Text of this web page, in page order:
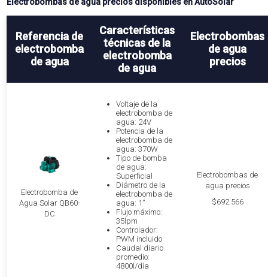
Electrobombas de agua precios disponibles en AutoSolar
Referencia de
electrobomba
de agua
Características
técnicas de la
electrobomba
de agua
Electrobombas
de agua
precios
Electrobomba de
Agua Solar QB60-
DC
Voltaje de la
electrobomba de
agua: 24V
Potencia de la
electrobomba de
agua: 370W
Tipo de bomba
de agua:
Superficial
Diámetro de la
electrobomba de
agua: 1”
Flujo máximo:
35lpm
Controlador:
PWM incluido
Caudal diario
promedio:
4800l/día
Electrobombas de
agua precios
$692.566